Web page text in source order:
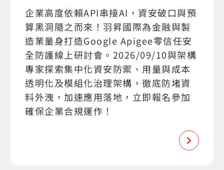
企業高度依賴API串接AI，資安破口與預
算黑洞隨之而來！羽昇國際為金融與製
造業量身打造Google Apigee零信任安
全防護線上研討會。2026/09/10與架構
專家探索集中化資安防禦、用量與成本
透明化及模組化治理架構，徹底防堵資
料外洩，加速應用落地，立即報名參加
確保企業合規運作！